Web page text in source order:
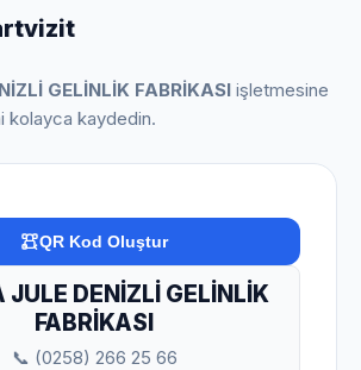
GELİNLİK FABRİKASI işletmesine
kolayca kaydedin.
QR Kod Oluştur
JULE DENİZLİ GELİNLİK
FABRİKASI
📞 (0258) 266 25 66